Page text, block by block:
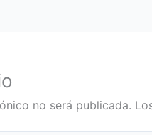
no será publicada.